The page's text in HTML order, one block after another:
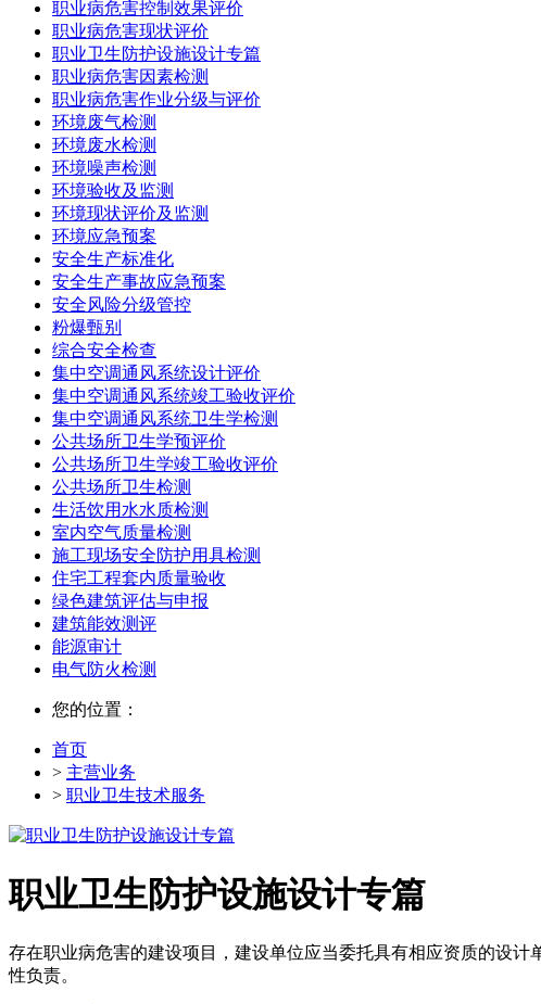
职业病危害控制效果评价
职业病危害现状评价
职业卫生防护设施设计专篇
职业病危害因素检测
职业病危害作业分级与评价
环境废气检测
环境废水检测
环境噪声检测
环境验收及监测
环境现状评价及监测
环境应急预案
安全生产标准化
安全生产事故应急预案
安全风险分级管控
粉爆甄别
综合安全检查
集中空调通风系统设计评价
集中空调通风系统竣工验收评价
集中空调通风系统卫生学检测
公共场所卫生学预评价
公共场所卫生学竣工验收评价
公共场所卫生检测
生活饮用水水质检测
室内空气质量检测
施工现场安全防护用具检测
住宅工程套内质量验收
绿色建筑评估与申报
建筑能效测评
能源审计
电气防火检测
您的位置：
首页
> 主营业务
> 职业卫生技术服务
职业卫生防护设施设计专篇
存在职业病危害的建设项目，建设单位应当委托具有相应资质的设
性负责。